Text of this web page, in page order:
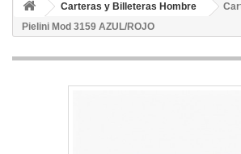
Carteras y Billeteras Hombre
Pielini Mod 3159 AZUL/ROJO